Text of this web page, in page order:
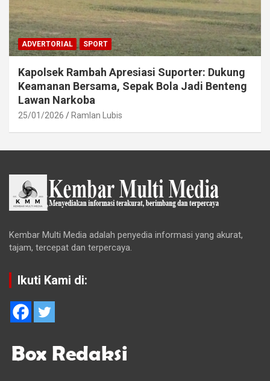
ADVERTORIAL SPORT
Kapolsek Rambah Apresiasi Suporter: Dukung
Keamanan Bersama, Sepak Bola Jadi Benteng
Lawan Narkoba
25/01/2026 Ramlan Lubis
Kembar Multi Media adalah penyedia informasi yang akurat,
tajam, tercepat dan terpercaya.
Ikuti Kami di: